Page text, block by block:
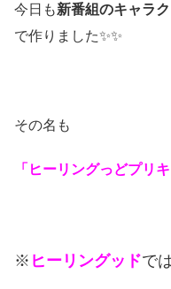
今日も新番組のキャラ
で作りました✨✨
その名も
「ヒーリングっどプリキ
※ ヒーリングッドで